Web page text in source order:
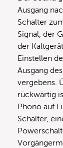
Ausgang
Schalter
Signal, der
der
Einstellen
Ausgang
vergebens.
rückwärtig
Phono auf
Schalter,